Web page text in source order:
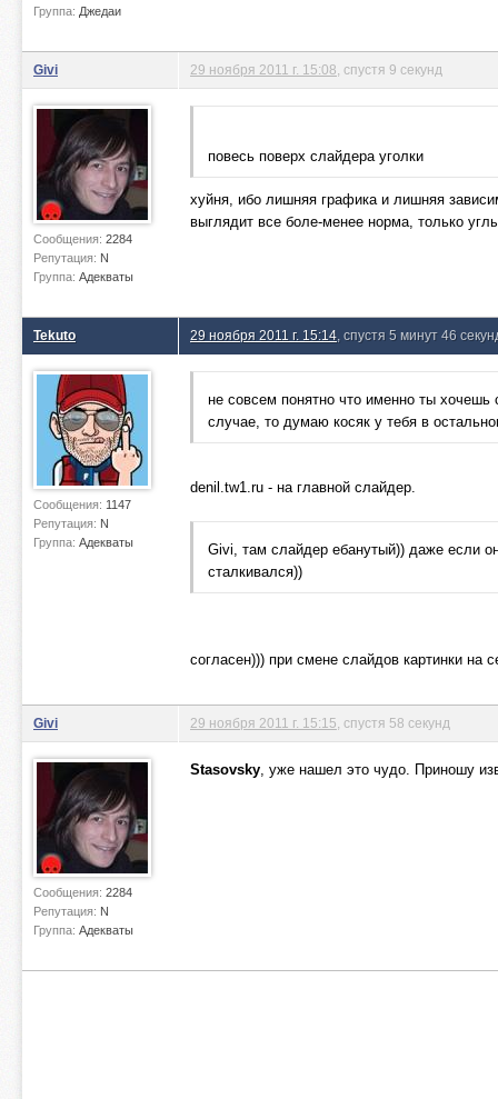
Группа: Джедаи
Givi
Сообщения: 2284
Репутация: N
Группа: Адекваты
29 ноября 2011 г. 15:08 , спустя 9 секунд
повесь поверх слайдера уголки
хуйня, ибо лишняя графика и лишняя
выглядит все боле-менее норма, только
Tekuto
Сообщения: 1147
Репутация: N
Группа: Адекваты
29 ноября 2011 г. 15:14 , спустя 5 минут 46
не совсем понятно что именно ты
случае, то думаю косяк у тебя в
denil.tw1.ru - на главной слайдер.
Givi, там слайдер ебанутый)) даже если
сталкивался))
согласен))) при смене слайдов картинки на
Givi
Сообщения: 2284
Репутация: N
Группа: Адекваты
29 ноября 2011 г. 15:15 , спустя 58 секунд
Stasovsky, уже нашел это чудо. Приношу